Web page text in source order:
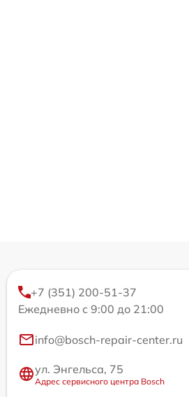
+7 (351) 200-51-37
Ежедневно с 9:00 до 21:00
info@bosch-repair-center.ru
ул. Энгельса, 75
Адрес сервисного центра Bosch